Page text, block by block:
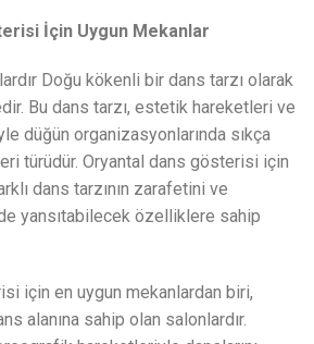
İçin Uygun Mekanlar
Doğu kökenli bir dans tarzı olarak
Bu dans tarzı, estetik hareketleri ve
düğün organizasyonlarında sıkça
türüdür. Oryantal dans gösterisi için
dans tarzının zarafetini ve
yansıtabilecek özelliklere sahip
için en uygun mekanlardan biri,
alanına sahip olan salonlardır.